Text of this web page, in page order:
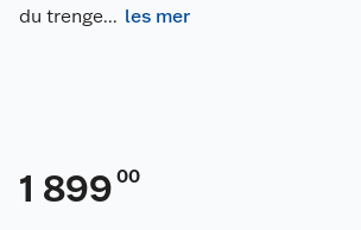
du trenge... les mer
1 899 00